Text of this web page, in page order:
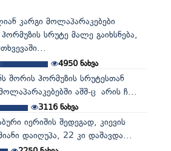
კარგი მოლაპარაკებები
სრუტე მალე გაიხსნება,
4950ნახვა
შორის ჰორმუზის სრუტესთან
აშშ-ც არის ჩ...
3116ნახვა
იერიშის შედეგად, კიევის
დაიღუპა, 22 კი დაშავდა...